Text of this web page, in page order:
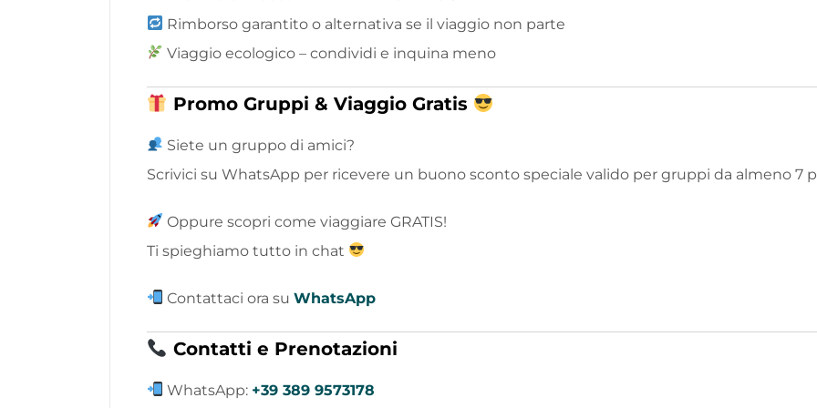
Rimborso garantito o alternativa se il viaggio non parte
Viaggio ecologico – condividi e inquina meno
Promo Gruppi & Viaggio Gratis
Siete un gruppo di amici?
Scrivici su WhatsApp per ricevere un buono sconto speciale valido per gruppi da almeno 7
Oppure scopri come viaggiare GRATIS!
Ti spieghiamo tutto in chat
Contattaci ora suWhatsApp
Contatti e Prenotazioni
WhatsApp: +39 389 9573178